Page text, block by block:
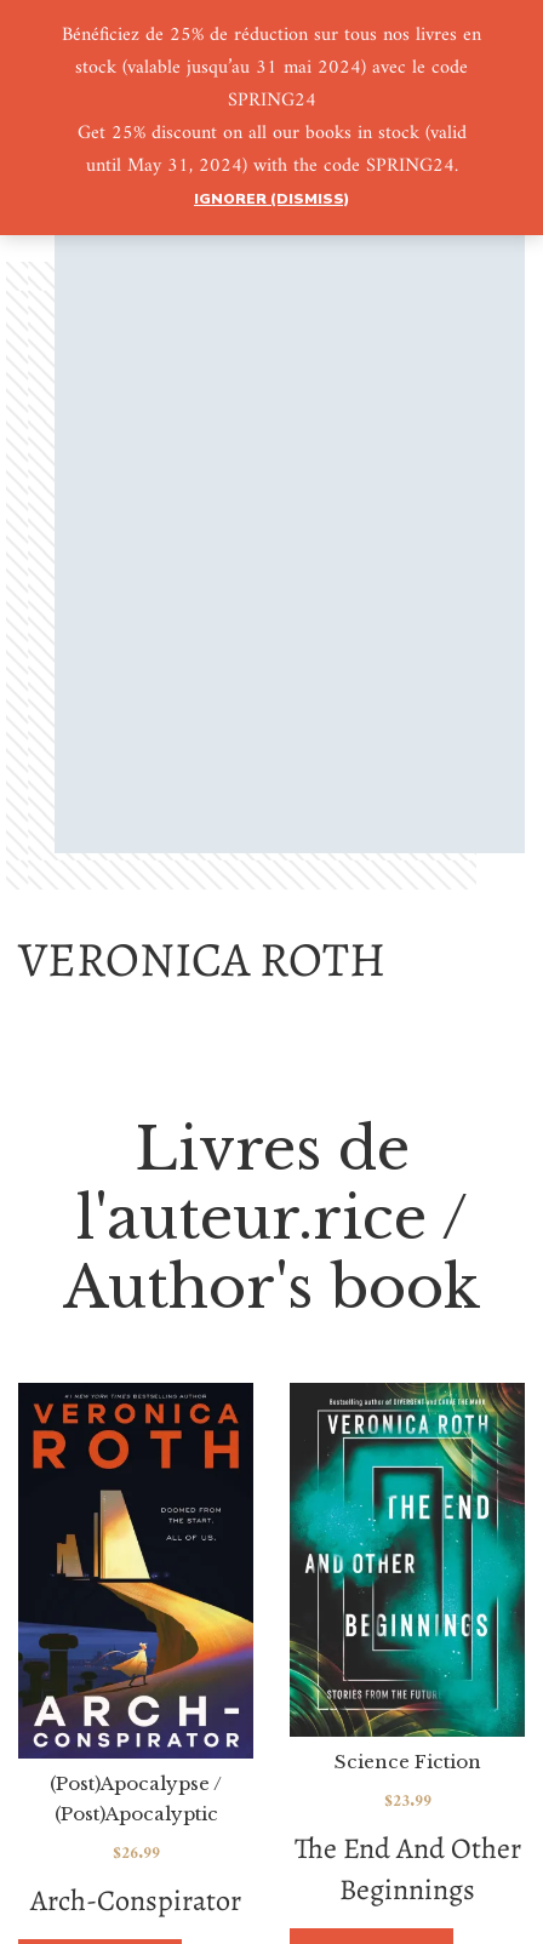
Bénéficiez de 25% de réduction sur tous nos livres en
stock (valable jusqu’au 31 mai 2024) avec le code
SPRING24
Get 25% discount on all our books in stock (valid
until May 31, 2024) with the code SPRING24.
IGNORER (DISMISS)
0 0
VERONICA ROTH
Livres de
l'auteur.rice /
Author's book
Arch-Conspirator
(Post)Apocalypse /
(Post)Apocalyptic
$26.99
The End And Other
Beginnings
Science Fiction
$23.99